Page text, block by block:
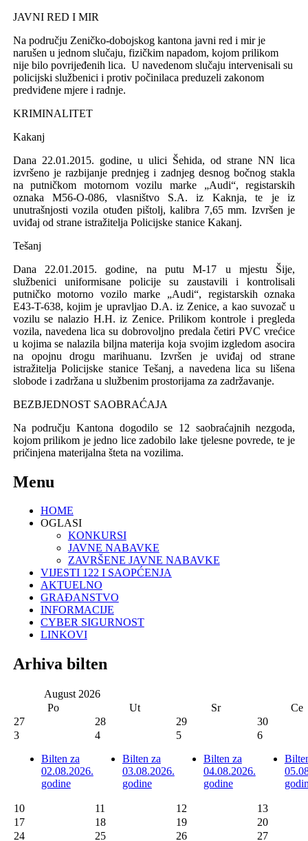
JAVNI RED I MIR
Na području Zeničko-dobojskog kantona javni red i mir je
narušen u jednom slučaju, fizičkim napadom, kojom prilikom
nije bilo povrijeđenih lica. U navedenom slučaju intervenisali su
policijski službenici i protiv počinilaca preduzeli zakonom
predviđene mjere i radnje.
KRIMINALITET
Kakanj
Dana 22.01.2015. godine, u ulici Šehida, od strane NN lica
izvršeno je razbijanje prednjeg i zadnjeg desnog bočnog stakla
na putničkom motornom vozilu marke „Audi“, registarskih
oznaka M56-O-086, vlasništvo S.A. iz Kaknja, te je iz
unutrašnjosti vozila otuđen pištolj, kalibra 7,65 mm. Izvršen je
uviđaj od strane istražitelja Policijske stanice Kakanj.
Tešanj
Dana 22.01.2015. godine, na putu M-17 u mjestu Šije,
službenici uniformisane policije su zaustavili i kontrolisali
putničko motorno vozilo marke „Audi“, registarskih oznaka
E43-T-638, kojim je upravljao D.A. iz Zenice, a kao suvozač u
vozilu se nalazio H.H. iz Zenice. Prilikom kontrole i pregleda
vozila, navedena lica su dobrovoljno predala četiri PVC vrećice
u kojima se nalazila biljna materija koja svojim izgledom asocira
na opojnu drogu marihuanu. Izvršen je uviđaj od strane
istražitelja Policijske stanice Tešanj, a navedena lica su lišena
slobode i zadržana u službenim prostorijama za zadržavanje.
BEZBJEDNOST SAOBRAĆAJA
Na području Kantona dogodilo se 12 saobraćajnih nezgoda,
kojom prilikom je jedno lice zadobilo lake tjelesne povrede, te je
pričinjena materijalna šteta na vozilima.
Menu
HOME
OGLASI
KONKURSI
JAVNE NABAVKE
ZAVRŠENE JAVNE NABAVKE
VIJESTI 122 I SAOPĆENJA
AKTUELNO
GRAĐANSTVO
INFORMACIJE
CYBER SIGURNOST
LINKOVI
Arhiva bilten
August 2026
Po
Ut Sr
Ce
27
28 29
30
3
Bilten za
02.08.2026.
godine
4
Bilten za
03.08.2026.
godine
5
Bilten za
04.08.2026.
godine
6
10 11 12
13
17
18 19
20
24
25 26 27